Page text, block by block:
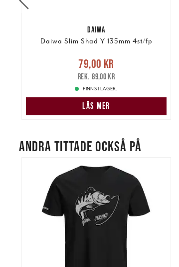
DAIWA
Daiwa Slim Shad Y 135mm 4st/fp
Nuvarande pris :79,00 kr
pris: 89,00 kr
79,00 kr
89,00 kr
FINNS I LAGER.
LÄS MER
ANDRA TITTADE OCKSÅ PÅ